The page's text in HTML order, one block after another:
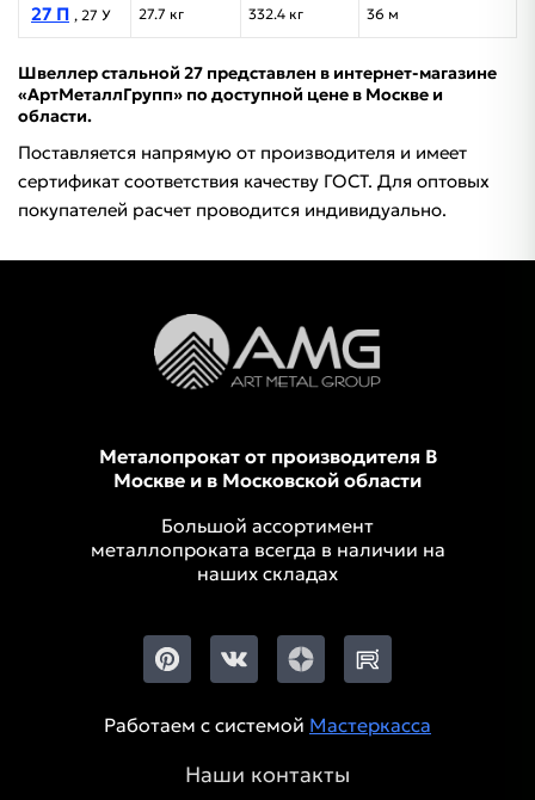
27 П , 27 У 27.7 кг 332.4 кг 36 м
Швеллер стальной 27 представлен в интернет-магазине
«АртМеталлГрупп» по доступной цене в Москве и
области.
Поставляется напрямую от производителя и имеет
сертификат соответствия качеству ГОСТ. Для оптовых
покупателей расчет проводится индивидуально.
Металопрокат от производителя В
Москве и в Московской области
Большой ассортимент
металлопроката всегда в наличии на
наших складах
Работаем с системой Мастеркасса
Наши контакты